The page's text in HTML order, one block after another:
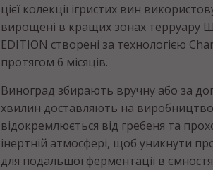
цієї колекції ігристих вин
вирощені в кращих зонах терруару
EDITION створені за технологією
протягом 6 місяців.
Виноград збирають вручну або за
хвилин доставляють на
відокремлюється від гребеня та
інертній атмосфері, щоб уникнути
для подальшої ферментації в